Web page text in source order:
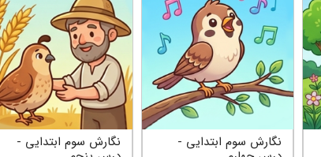
نگارش سوم ابتدایی - نگارش سوم ابتدایی -